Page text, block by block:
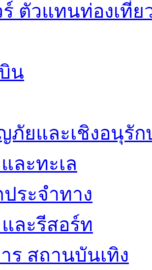
ตัวแทนท่องเที่ย
น
ภัยและเชิงอนุรัก
ละทะเล
ระจำทาง
ละรีสอร์ท
ร สถานบันเทิง